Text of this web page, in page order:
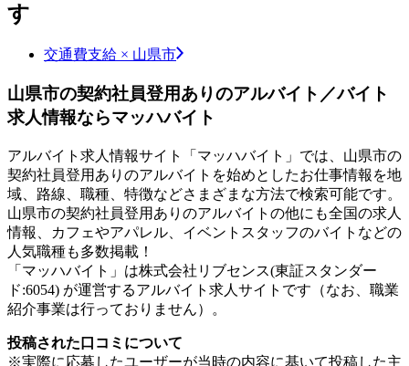
す
交通費支給 × 山県市
山県市の契約社員登用ありのアルバイト／バイト
求人情報ならマッハバイト
アルバイト求人情報サイト「マッハバイト」では、山県市の
契約社員登用ありのアルバイトを始めとしたお仕事情報を地
域、路線、職種、特徴などさまざまな方法で検索可能です。
山県市の契約社員登用ありのアルバイトの他にも全国の求人
情報、カフェやアパレル、イベントスタッフのバイトなどの
人気職種も多数掲載！
「マッハバイト」は株式会社リブセンス(東証スタンダー
ド:6054) が運営するアルバイト求人サイトです（なお、職業
紹介事業は行っておりません）。
投稿された口コミについて
※実際に応募したユーザーが当時の内容に基いて投稿した主